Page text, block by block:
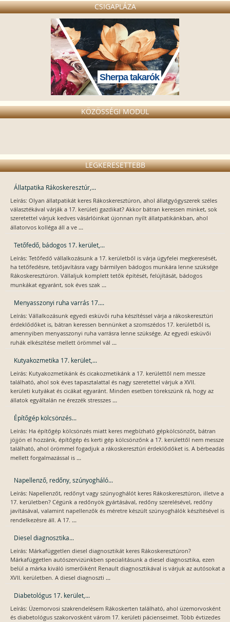
CSIGAPLÁZA
Sherpa takarók
KÖZÖSSÉGI MODUL
LEGKERESETTEBB
Állatpatika Rákoskeresztúr,...
Leírás: Olyan állatpatikát keres Rákoskeresztúron, ahol állatgyógyszerek széles
választékával várják a 17. kerületi gazdikat? Akkor bátran keressen minket, sok
szeretettel várjuk kedves vásárlóinkat újonnan nyílt állatpatikánkban, ahol
állatorvos kolléga áll a ve ...
Tetőfedő, bádogos 17. kerület,...
Leírás: Tetőfedő vállalkozásunk a 17. kerületből is várja ügyfelei megkeresését,
ha tetőfedésre, tetőjavításra vagy bármilyen bádogos munkára lenne szüksége
Rákoskeresztúron. Vállaljuk komplett tetők építését, felújítását, bádogos
munkákat egyaránt, sok éves szak ...
Menyasszonyi ruha varrás 17....
Leírás: Vállalkozásunk egyedi esküvői ruha készítéssel várja a rákoskeresztúri
érdeklődőket is, bátran keressen bennünket a szomszédos 17. kerületből is,
amennyiben menyasszonyi ruha varrásra lenne szüksége. Az egyedi esküvői
ruhák elkészítése mellett örömmel vál ...
Kutyakozmetika 17. kerület,...
Leírás: Kutyakozmetikánk és cicakozmetikánk a 17. kerülettől nem messze
található, ahol sok éves tapasztalattal és nagy szeretettel várjuk a XVII.
kerületi kutyákat és cicákat egyaránt. Minden esetben törekszünk rá, hogy az
állatok egyáltalán ne érezzék stresszes ...
Építőgép kölcsönzés...
Leírás: Ha építőgép kölcsönzés miatt keres megbízható gépkölcsönzőt, bátran
jöjjön el hozzánk, építőgép és kerti gép kölcsönzőnk a 17. kerülettől nem messze
található, ahol örömmel fogadjuk a rákoskeresztúri érdeklődőket is. A bérbeadás
mellett forgalmazással is ...
Napellenző, redőny, szúnyogháló...
Leírás: Napellenzőt, redőnyt vagy szúnyoghálót keres Rákoskeresztúron, illetve a
17. kerületben? Cégünk a redőnyök gyártásával, redőny szerelésével, redőny
javításával, valamint napellenzők és méretre készült szúnyoghálók készítésével is
rendelkezésre áll. A 17. ...
Diesel diagnosztika...
Leírás: Márkafüggetlen diesel diagnosztikát keres Rákoskeresztúron?
Márkafüggetlen autószervizünkben specialitásunk a diesel diagnosztika, ezen
belül a márka kiváló ismerőiként Renault diagnosztikával is várjuk az autósokat a
XVII. kerületben. A diesel diagnoszti ...
Diabetológus 17. kerület,...
Leírás: Üzemorvosi szakrendelésem Rákoskerten található, ahol üzemorvosként
és diabetológus szakorvosként várom 17. kerületi pácienseimet. Több évtizedes